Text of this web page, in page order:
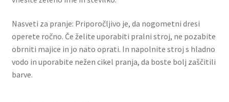
Nasveti za pranje: Priporočljivo je, da nogometni dresi
operete ročno. Če želite uporabiti pralni stroj, ne pozabite
obrniti majice in jo nato oprati. In napolnite stroj s hladno
vodo in uporabite nežen cikel pranja, da boste bolj zaščitili
barve.